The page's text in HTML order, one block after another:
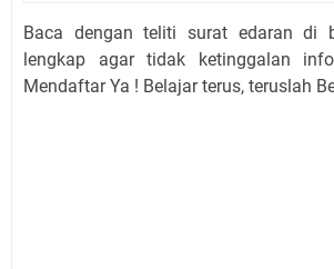
Baca dengan teliti surat edaran di
lengkap agar tidak ketinggalan
Mendaftar Ya ! Belajar terus, teruslah